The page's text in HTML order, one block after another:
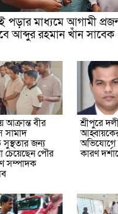
পড়ার মাধ্যমে আগামী
আব্দুর রহমান খাঁন
আক্রান্ত বীর
সামাদ
জন্য
চেয়েছেন পৌর
সম্পাদক
শ্রীপুরে
কারণ